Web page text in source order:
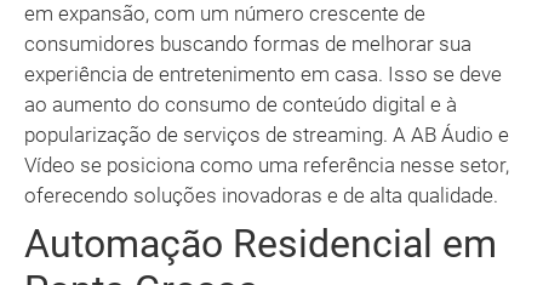
em expansão, com um número crescente de
consumidores buscando formas de melhorar sua
experiência de entretenimento em casa. Isso se deve
ao aumento do consumo de conteúdo digital e à
popularização de serviços de streaming. A AB Áudio e
Vídeo se posiciona como uma referência nesse setor,
oferecendo soluções inovadoras e de alta qualidade.
Automação Residencial em